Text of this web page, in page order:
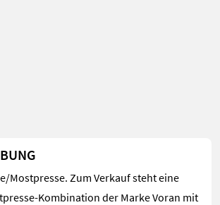
Mostpresse. Zum Verkauf steht eine
Kombination der Marke Voran mit